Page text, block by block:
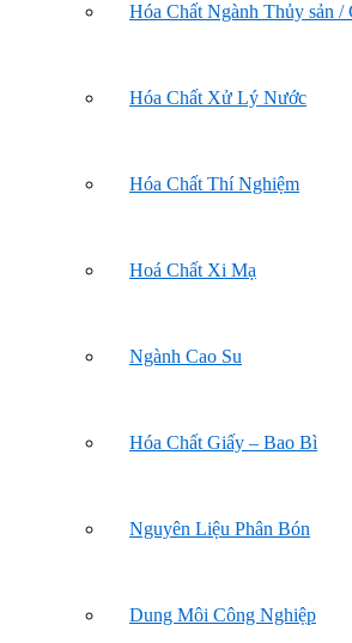
Hóa Chất Ngành Thủy sản /
Hóa Chất Xử Lý Nước
Hóa Chất Thí Nghiệm
Hoá Chất Xi Mạ
Ngành Cao Su
Hóa Chất Giấy – Bao Bì
Nguyên Liệu Phân Bón
Dung Môi Công Nghiệp